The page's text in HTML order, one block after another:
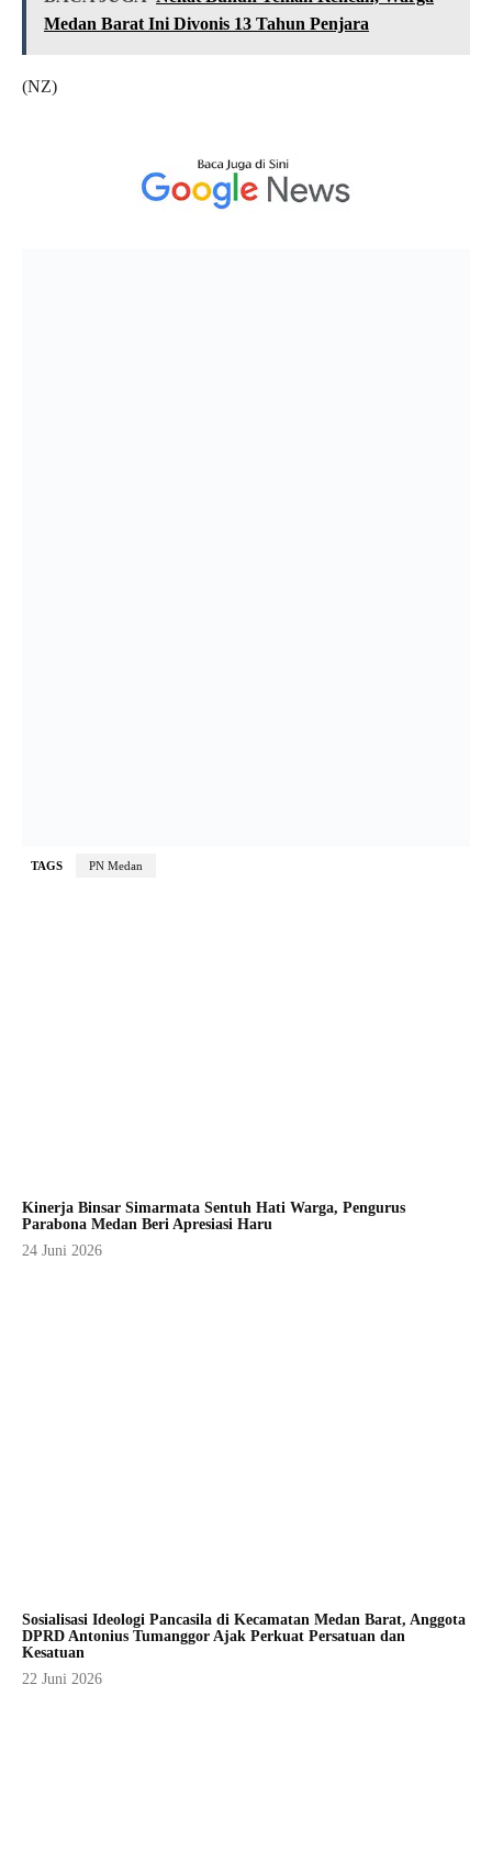
Medan Barat Ini Divonis 13 Tahun Penjara
(NZ)
TAGS PN Medan
Kinerja Binsar Simarmata Sentuh Hati Warga, Pengurus
Parabona Medan Beri Apresiasi Haru
24 Juni 2026
Sosialisasi Ideologi Pancasila di Kecamatan Medan Barat, Anggota
DPRD Antonius Tumanggor Ajak Perkuat Persatuan dan
Kesatuan
22 Juni 2026